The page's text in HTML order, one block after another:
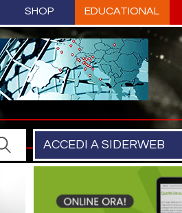
SHOP EDUCATIONAL
ACCEDI A SIDERWEB